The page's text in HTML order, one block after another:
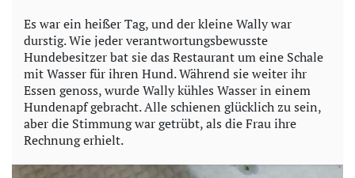
y
V
i
d
Es war ein heißer Tag, und der kleine Wally war
durstig. Wie jeder verantwortungsbewusste
Hundebesitzer bat sie das Restaurant um eine Schale
mit Wasser für ihren Hund. Während sie weiter ihr
Essen genoss, wurde Wally kühles Wasser in einem
Hundenapf gebracht. Alle schienen glücklich zu sein,
aber die Stimmung war getrübt, als die Frau ihre
Rechnung erhielt.